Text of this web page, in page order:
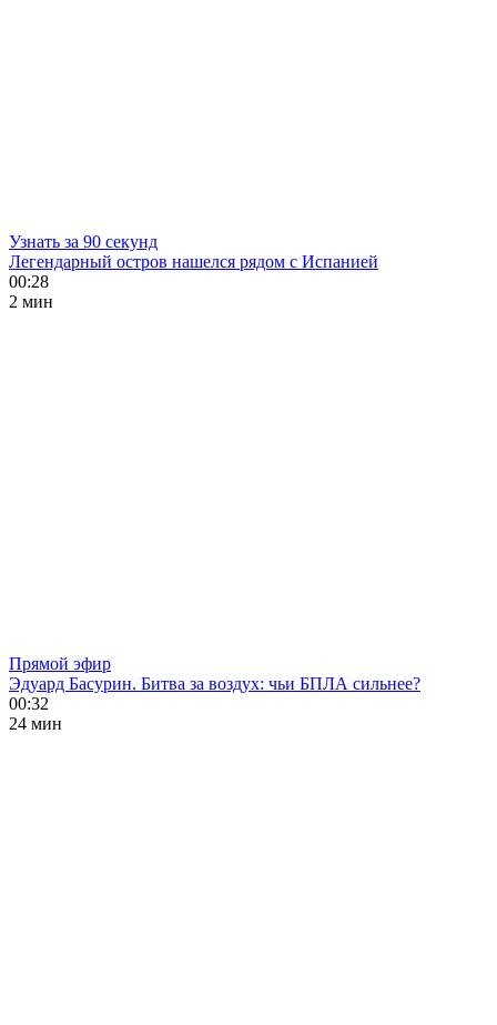
Узнать за 90 секунд
Легендарный остров нашелся рядом с Испанией
00:28
2 мин
Прямой эфир
Эдуард Басурин. Битва за воздух: чьи БПЛА сильнее?
00:32
24 мин